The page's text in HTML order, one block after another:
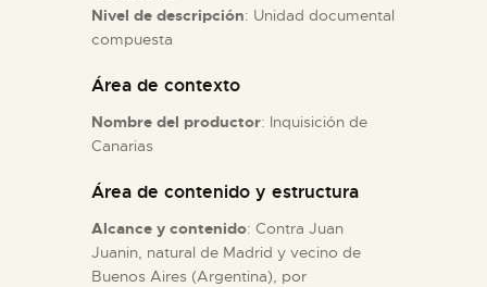
COLECCIONES
Nivel de descripción: Unidad documental
compuesta
Área de contexto
Nombre del productor: Inquisición de
Canarias
Área de contenido y estructura
Alcance y contenido: Contra Juan
Juanin, natural de Madrid y vecino de
Buenos Aires (Argentina), por